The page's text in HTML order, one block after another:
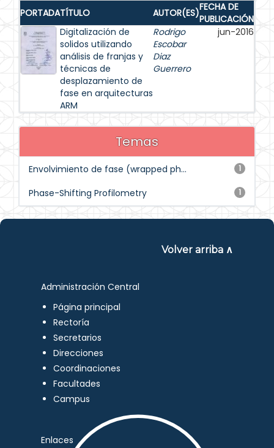
PORTADATÍTULO AUTOR(ES)FECHA DE
PUBLICACIÓN
Digitalización de
solidos utilizando
análisis de franjas y
técnicas de
desplazamiento de
fase en arquitecturas
ARM
Rodrigo
Escobar
Diaz
Guerrero
jun-2016
Temas
1
Envolvimiento de fase (wrapped ph...
1
Phase-Shifting Profilometry
Volver arriba ∧
Administración Central
Página principal
Rectoría
Secretarios
Direcciones
Coordinaciones
Facultades
Campus
Enlaces